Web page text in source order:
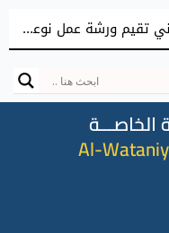
كلية هندسة العمارة والتخطيط العمراني تقيم ورشة عمل نوعية نحو إعداد مشاريع تخرج معمارية مميزة
الخاصـــة
Al-